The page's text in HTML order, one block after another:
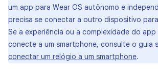
um app para Wear OS autônomo e
precisa se conectar a outro dispositivo
Se a experiência ou a complexidade do
conecte a um smartphone, consulte o guia
conectar um relógio a um smartphone.